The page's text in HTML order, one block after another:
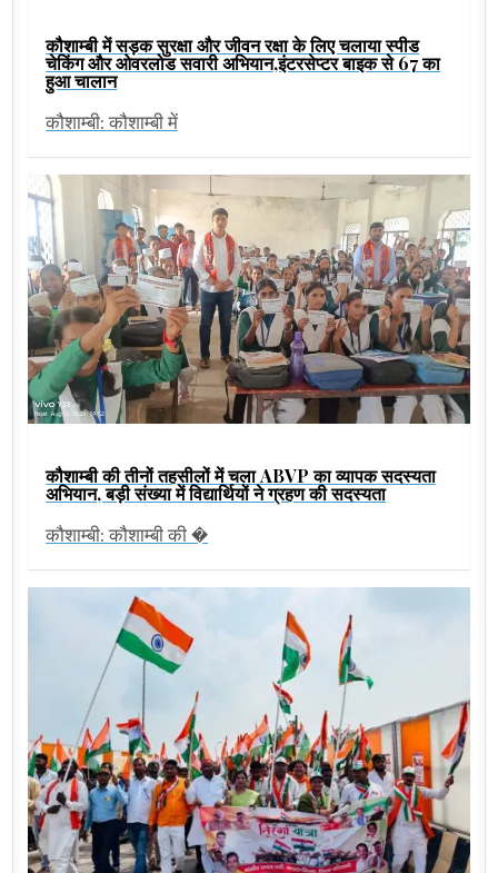
कौशाम्बी में सड़क सुरक्षा और जीवन रक्षा के लिए चलाया स्पीड
चेकिंग और ओवरलोड सवारी अभियान,इंटरसेप्टर बाइक से 67 का
हुआ चालान
कौशाम्बी: कौशाम्बी में
कौशाम्बी की तीनों तहसीलों में चला ABVP का व्यापक सदस्यता
अभियान, बड़ी संख्या में विद्यार्थियों ने ग्रहण की सदस्यता
कौशाम्बी: कौशाम्बी की �